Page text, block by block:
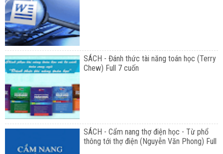
SÁCH - Đánh thức tài năng toán học (Terry
Chew) Full 7 cuốn
SÁCH - Cẩm nang thợ điện học - Từ phổ
thông tới thợ điện (Nguyễn Văn Phong) Full